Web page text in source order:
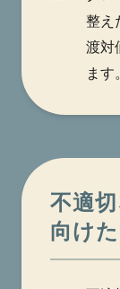
整え
渡対
ます。
不適
向け